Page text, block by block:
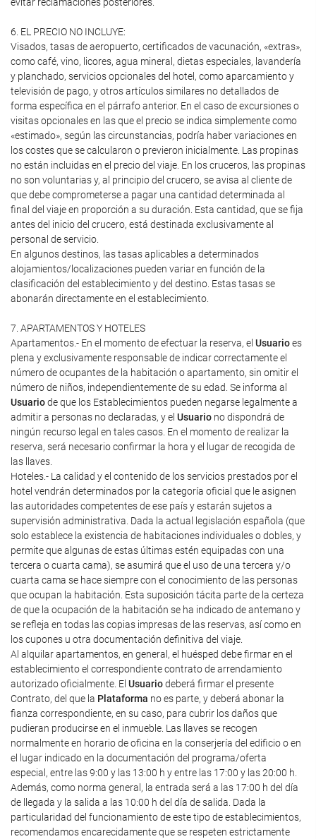
6. EL PRECIO NO INCLUYE:
Visados, tasas de aeropuerto, certificados de vacunación, «extras»,
como café, vino, licores, agua mineral, dietas especiales, lavandería
y planchado, servicios opcionales del hotel, como aparcamiento y
televisión de pago, y otros artículos similares no detallados de
forma específica en el párrafo anterior. En el caso de excursiones o
visitas opcionales en las que el precio se indica simplemente como
«estimado», según las circunstancias, podría haber variaciones en
los costes que se calcularon o previeron inicialmente. Las propinas
no están incluidas en el precio del viaje. En los cruceros, las propinas
no son voluntarias y, al principio del crucero, se avisa al cliente de
que debe comprometerse a pagar una cantidad determinada al
final del viaje en proporción a su duración. Esta cantidad, que se fija
antes del inicio del crucero, está destinada exclusivamente al
personal de servicio.
En algunos destinos, las tasas aplicables a determinados
alojamientos/localizaciones pueden variar en función de la
clasificación del establecimiento y del destino. Estas tasas se
abonarán directamente en el establecimiento.
7. APARTAMENTOS Y HOTELES
Apartamentos.- En el momento de efectuar la reserva, el Usuarioes
plena y exclusivamente responsable de indicar correctamente el
número de ocupantes de la habitación o apartamento, sin omitir el
número de niños, independientemente de su edad. Se informa al
Usuariode que los Establecimientos pueden negarse legalmente a
admitir a personas no declaradas, y el Usuario no dispondrá de
ningún recurso legal en tales casos. En el momento de realizar la
reserva, será necesario confirmar la hora y el lugar de recogida de
las llaves.
Hoteles.- La calidad y el contenido de los servicios prestados por el
hotel vendrán determinados por la categoría oficial que le asignen
las autoridades competentes de ese país y estarán sujetos a
supervisión administrativa. Dada la actual legislación española (que
solo establece la existencia de habitaciones individuales o dobles, y
permite que algunas de estas últimas estén equipadas con una
tercera o cuarta cama), se asumirá que el uso de una tercera y/o
cuarta cama se hace siempre con el conocimiento de las personas
que ocupan la habitación. Esta suposición tácita parte de la certeza
de que la ocupación de la habitación se ha indicado de antemano y
se refleja en todas las copias impresas de las reservas, así como en
los cupones u otra documentación definitiva del viaje.
Al alquilar apartamentos, en general, el huésped debe firmar en el
establecimiento el correspondiente contrato de arrendamiento
autorizado oficialmente. El Usuariodeberá firmar el presente
Contrato, del que la Plataforma no es parte, y deberá abonar la
fianza correspondiente, en su caso, para cubrir los daños que
pudieran producirse en el inmueble. Las llaves se recogen
normalmente en horario de oficina en la conserjería del edificio o en
el lugar indicado en la documentación del programa/oferta
especial, entre las 9:00 y las 13:00 h y entre las 17:00 y las 20:00 h.
Además, como norma general, la entrada será a las 17:00 h del día
de llegada y la salida a las 10:00 h del día de salida. Dada la
particularidad del funcionamiento de este tipo de establecimientos,
recomendamos encarecidamente que se respeten estrictamente